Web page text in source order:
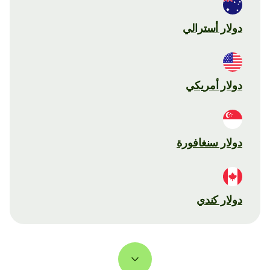
دولار أسترالي
دولار أمريكي
دولار سنغافورة
دولار كندي